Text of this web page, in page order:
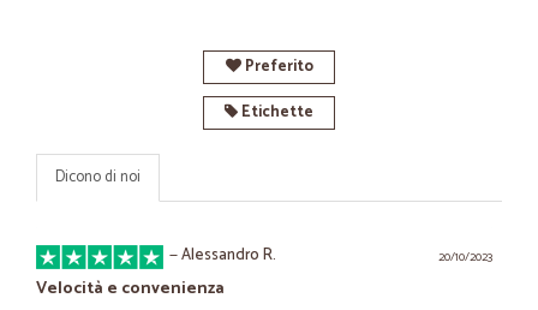
Preferito
Etichette
Dicono di noi
20/10/2023
—Alessandro R.
Velocità e convenienza